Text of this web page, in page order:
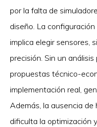
por la falta de
diseño. La
implica elegir sensores,
precisión. Sin un
propuestas técnico-
implementación real,
Además, la ausencia
dificulta la optimización